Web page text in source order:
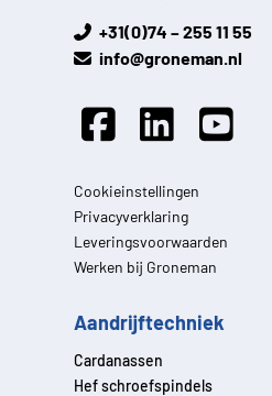
+31(0)74 – 255 11 55
info@groneman.nl
Cookieinstellingen
Privacyverklaring
Leveringsvoorwaarden
Werken bij Groneman
Aandrijftechniek
Cardanassen
Hef schroefspindels